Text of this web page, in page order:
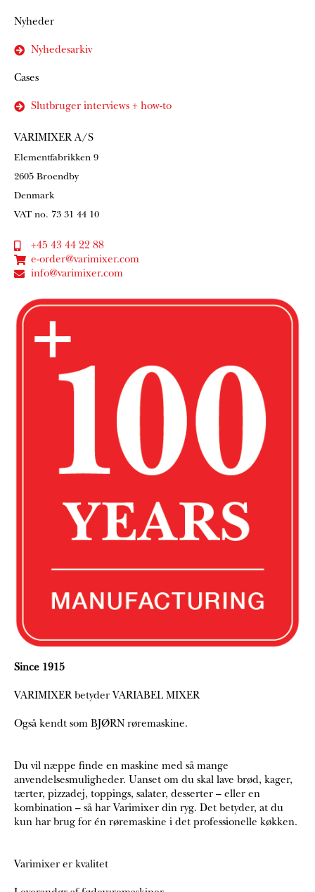
Nyheder
Nyhedesarkiv
Cases
Slutbruger interviews + how-to
VARIMIXER A/S
Elementfabrikken 9
2605 Broendby
Denmark
VAT no. 73 31 44 10
+45 43 44 22 88
e-order@varimixer.com
info@varimixer.com
Since 1915
VARIMIXER betyder VARIABEL MIXER
Også kendt som BJØRN røremaskine.
Du vil næppe finde en maskine med så mange
anvendelsesmuligheder. Uanset om du skal lave brød, kager,
tærter, pizzadej, toppings, salater, desserter – eller en
kombination – så har Varimixer din ryg. Det betyder, at du
kun har brug for én røremaskine i det professionelle køkken.
Varimixer er kvalitet